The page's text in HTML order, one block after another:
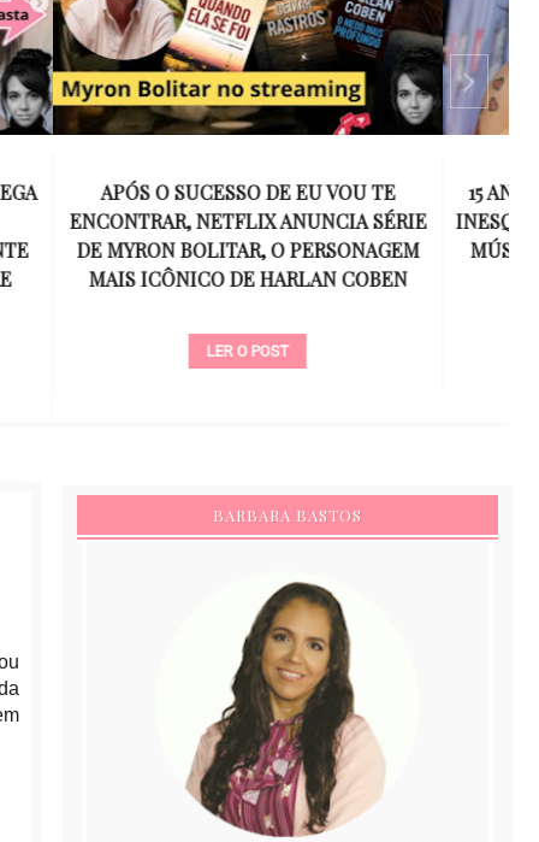
TE
SÉRIE
COBEN
15 ANOS SEM AMY WINEHOUSE: A VOZ
INESQUECÍVEL QUE REVOLUCIONOU A
MÚSICA E SE TORNOU UM SÍMBOLO
DE UMA GERAÇÃO
LER O POST
BARBARA BASTOS